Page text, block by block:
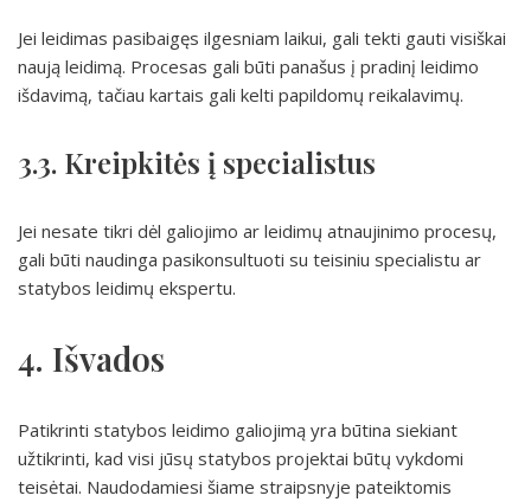
Jei leidimas pasibaigęs ilgesniam laikui, gali tekti gauti visiškai
naują leidimą. Procesas gali būti panašus į pradinį leidimo
išdavimą, tačiau kartais gali kelti papildomų reikalavimų.
3.3. Kreipkitės į specialistus
Jei nesate tikri dėl galiojimo ar leidimų atnaujinimo procesų,
gali būti naudinga pasikonsultuoti su teisiniu specialistu ar
statybos leidimų ekspertu.
4. Išvados
Patikrinti statybos leidimo galiojimą yra būtina siekiant
užtikrinti, kad visi jūsų statybos projektai būtų vykdomi
teisėtai. Naudodamiesi šiame straipsnyje pateiktomis